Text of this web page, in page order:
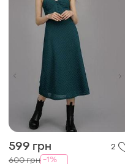
TOP